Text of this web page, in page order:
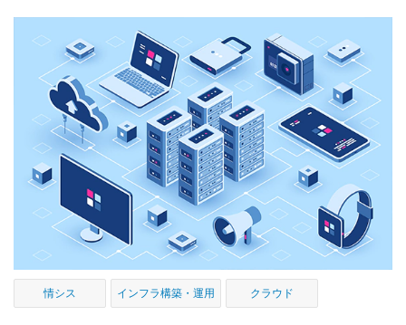
情シス インフラ構築・運用 クラウド